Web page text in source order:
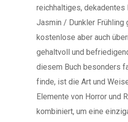
reichhaltiges, dekadentes
Jasmin / Dunkler Frühling
kostenlose aber auch
gehaltvoll und
diesem Buch besonders
finde, ist die Art und
Elemente von Horror und
kombiniert, um eine